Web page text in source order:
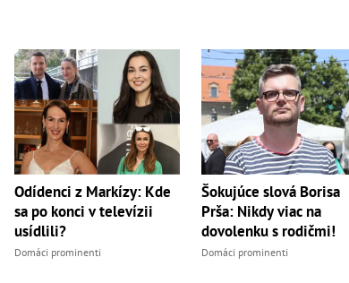
Odídenci z Markízy: Kde
sa po konci v televízii
usídlili?
Domáci prominenti
Šokujúce slová Borisa
Prša: Nikdy viac na
dovolenku s rodičmi!
Domáci prominenti